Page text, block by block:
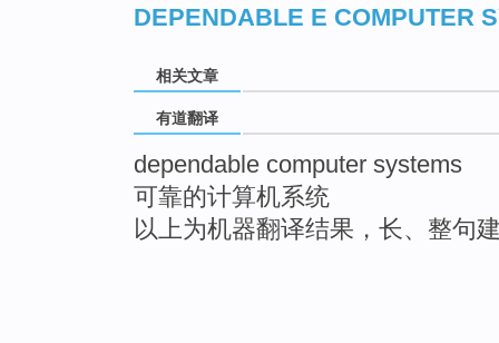
DEPENDABLE E COMPUTER
相关文章
有道翻译
dependable computer systems
可靠的计算机系统
以上为机器翻译结果，长、整句